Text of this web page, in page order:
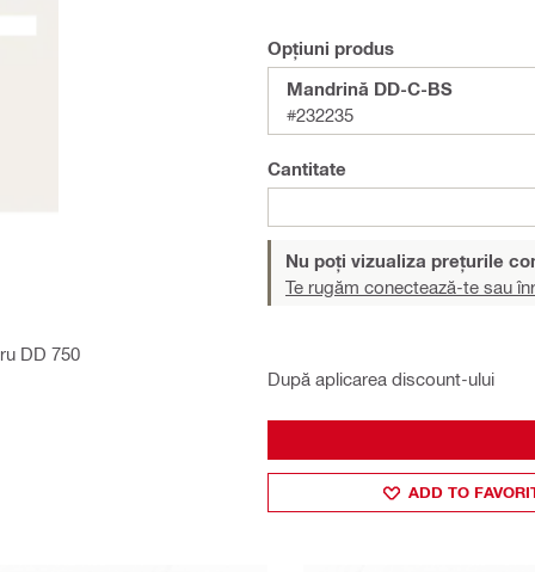
DD 750
Opțiuni produs
Mandrină DD-C-BS
#232235
Cantitate
Nu poți vizualiza prețurile
Te rugăm conectează-te sau
După aplicarea discount-ului
ADD TO